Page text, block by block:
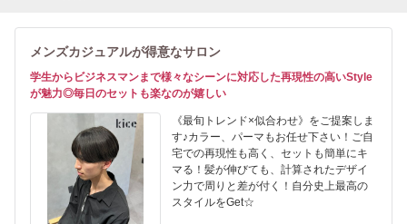
メンズカジュアルが得意なサロン
学生からビジネスマンまで様々なシーンに対応した再現性の高いStyle
が魅力◎毎日のセットも楽なのが嬉しい
《最旬トレンド×似合わせ》をご提案しま
す♪カラー、パーマもお任せ下さい！ご自
宅での再現性も高く、セットも簡単にキ
マる！髪が伸びても、計算されたデザイ
ン力で周りと差が付く！自分史上最高の
スタイルをGet☆